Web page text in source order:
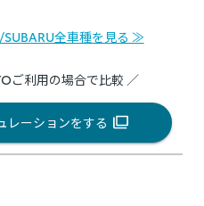
全車種を見る ≫
ご利用の場合で比較 ／
レーションをする